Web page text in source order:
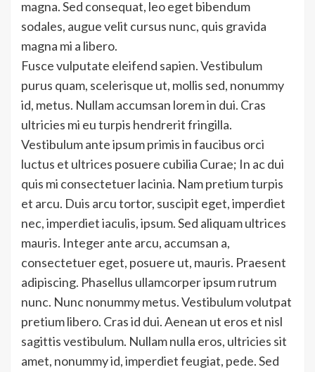
magna. Sed consequat, leo eget bibendum
sodales, augue velit cursus nunc, quis gravida
magna mi a libero.
Fusce vulputate eleifend sapien. Vestibulum
purus quam, scelerisque ut, mollis sed, nonummy
id, metus. Nullam accumsan lorem in dui. Cras
ultricies mi eu turpis hendrerit fringilla.
Vestibulum ante ipsum primis in faucibus orci
luctus et ultrices posuere cubilia Curae; In ac dui
quis mi consectetuer lacinia. Nam pretium turpis
et arcu. Duis arcu tortor, suscipit eget, imperdiet
nec, imperdiet iaculis, ipsum. Sed aliquam ultrices
mauris. Integer ante arcu, accumsan a,
consectetuer eget, posuere ut, mauris. Praesent
adipiscing. Phasellus ullamcorper ipsum rutrum
nunc. Nunc nonummy metus. Vestibulum volutpat
pretium libero. Cras id dui. Aenean ut eros et nisl
sagittis vestibulum. Nullam nulla eros, ultricies sit
amet, nonummy id, imperdiet feugiat, pede. Sed